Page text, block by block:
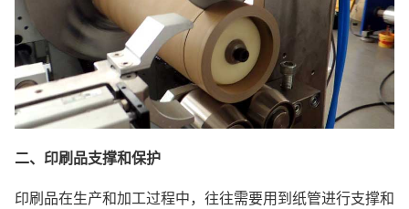
二、印刷品支撑和保护
印刷品在生产和加工过程中，往往需要用到纸管进行支撑和